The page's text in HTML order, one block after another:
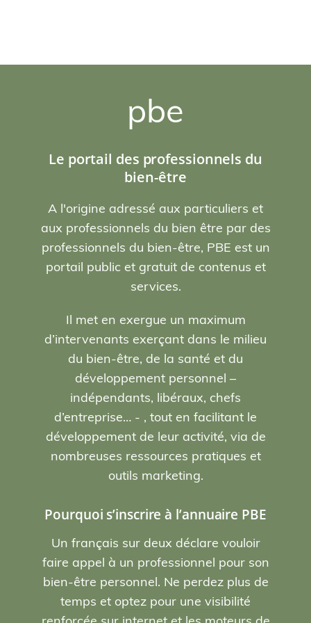
pbe
Le portail des professionnels du
bien-être
A l'origine adressé aux particuliers et
aux professionnels du bien être par des
professionnels du bien-être, PBE est un
portail public et gratuit de contenus et
services.
Il met en exergue un maximum
d’intervenants exerçant dans le milieu
du bien-être, de la santé et du
développement personnel –
indépendants, libéraux, chefs
d’entreprise… - , tout en facilitant le
développement de leur activité, via de
nombreuses ressources pratiques et
outils marketing.
Pourquoi s’inscrire à l’annuaire PBE
Un français sur deux déclare vouloir
faire appel à un professionnel pour son
bien-être personnel. Ne perdez plus de
temps et optez pour une visibilité